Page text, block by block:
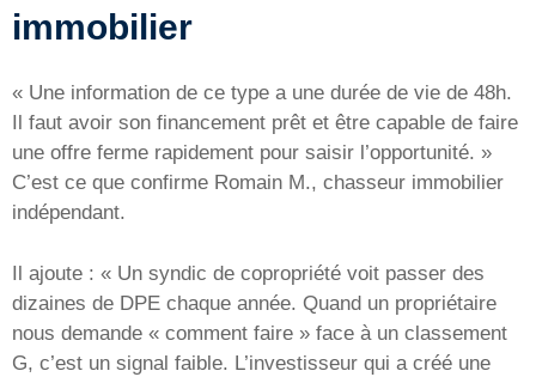
immobilier
« Une information de ce type a une durée de vie de 48h.
Il faut avoir son financement prêt et être capable de faire
une offre ferme rapidement pour saisir l’opportunité. »
C’est ce que confirme Romain M., chasseur immobilier
indépendant.
Il ajoute : « Un syndic de copropriété voit passer des
dizaines de DPE chaque année. Quand un propriétaire
nous demande « comment faire » face à un classement
G, c’est un signal faible. L’investisseur qui a créé une